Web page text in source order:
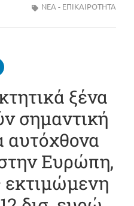
ΝΈΑ - ΕΠΙΚΑΙΡΌΤΗΤΑ
ξένα
σημαντική
αυτόχθονα
Ευρώπη,